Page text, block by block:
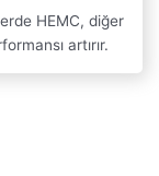
HEMC, diğer
artırır.